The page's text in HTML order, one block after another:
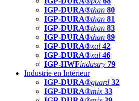
IGP-DURA®than 80
IGP-DURA®than 81
IGP-DURA®than 83
IGP-DURA®than 89
IGP-DURA®xal 42
IGP-DURA®xal 46
IGP-HWFindustry 79
Industrie en Intérieur
IGP-DURA®guard 32
IGP-DURA®mix 33